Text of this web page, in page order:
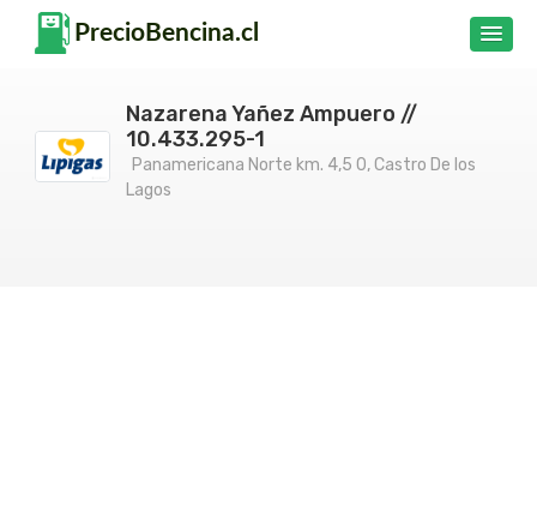
Nazarena Yañez Ampuero //
10.433.295-1
Panamericana Norte km. 4,5 0, Castro De los
Lagos